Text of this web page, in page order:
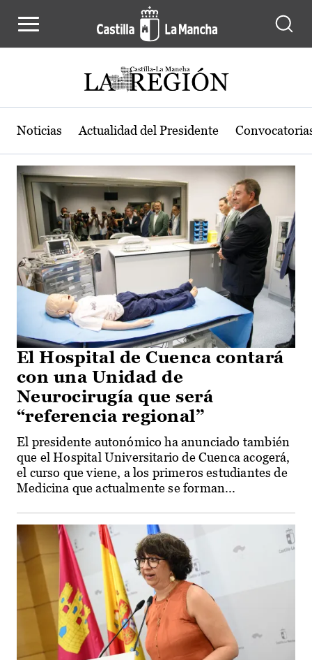
Actualidad de la región de Castilla-
Noticias Actualidad del Presidente
El Hospital de Cuenca contará
con una Unidad de
Neurocirugía que será
“referencia regional”
El presidente autonómico ha anunciado también
que el Hospital Universitario de Cuenca acogerá,
el curso que viene, a los primeros estudiantes de
Medicina que actualmente se forman...